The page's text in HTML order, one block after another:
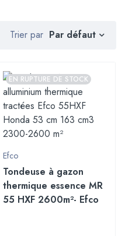
Trier par Par défaut
EN RUPTURE DE STOCK
Efco
Tondeuse à gazon
thermique essence MR
55 HXF 2600m²- Efco